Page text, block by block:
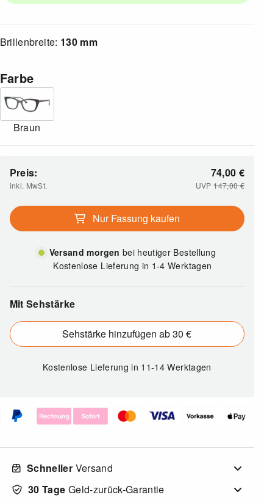
Brillenbreite: 130 mm
Farbe
Braun
Preis:
inkl. MwSt.
74,00 €
UVP147,00€
Nur Fassung kaufen
Versand morgen bei heutiger Bestellung
Kostenlose Lieferung in 1-4 Werktagen
Mit Sehstärke
Sehstärke hinzufügen ab 30 €
Kostenlose Lieferungin 11-14 Werktagen
Schneller Versand
30 Tage Geld-zurück-Garantie